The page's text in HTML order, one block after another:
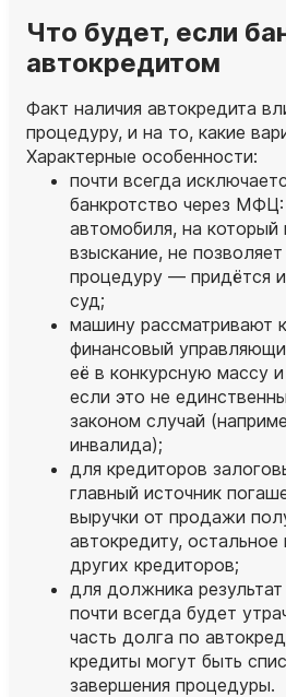
Что будет, если
автокредитом
Факт наличия автокредита
процедуру, и на то, какие
Характерные особенности:
почти всегда
банкротство через МФЦ:
автомобиля, на
взыскание, не
процедуру — придётся
суд;
машину рассматривают
финансовый
её в конкурсную массу
если это не
законом случай
инвалида);
для кредиторов
главный источник
выручки от продажи
автокредиту,
других кредиторов;
для должника
почти всегда будет
часть долга по
кредиты могут быть
завершения процедуры.